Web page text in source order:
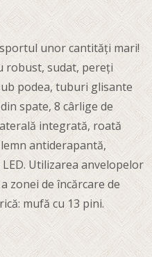
unor cantități mari!
robust, sudat, pereți
podea, tuburi glisante
spate, 8 cârlige de
integrată, roată
antiderapantă,
Utilizarea anvelopelor
zonei de încărcare de
mufă cu 13 pini.